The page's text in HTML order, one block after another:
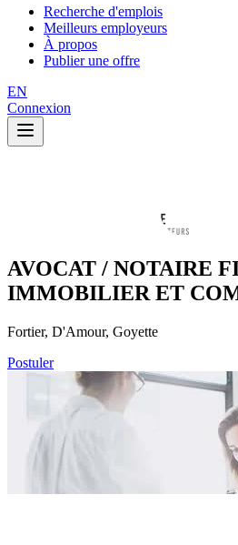
Recherche d'emplois
Meilleurs employeurs
À propos
Publier une offre
EN
Connexion
AVOCAT / NOTAIRE
IMMOBILIER ET
Fortier, D'Amour, Goyette
Postuler